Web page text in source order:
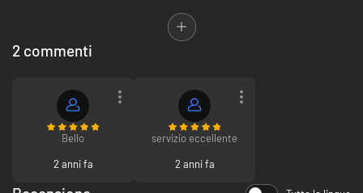
Reattivo: Tocco d'oro! Con il costume Attrezzatura d'oro di Mida, applica
una copertura dorata a qualsiasi arma equipaggiata!
2 commenti
Bello
2 anni fa
servizio eccellente
2 anni fa